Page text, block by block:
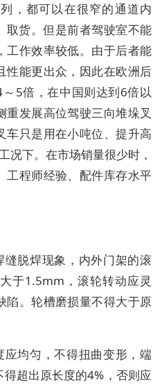
，都可以在很窄的通道内
取货。但是前者驾驶室不能
工作效率较低。由于后者能
性能更出众，因此在欧洲后
5倍，在中国则达到6倍以
发展高位驾驶三向堆垛叉
车只是用在小吨位、提升高
况下。在市场销量很少时，
工程师经验、配件库存水平
脱焊现象，内外门架的滚
于1.5mm，滚轮转动应灵
陷。轮槽磨损量不得大于原
均匀，不得扭曲变形，端
超出原长度的4%，否则应